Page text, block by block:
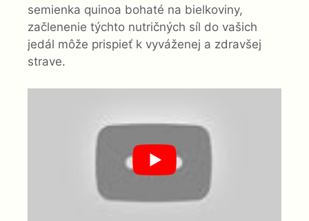
semienka quinoa bohaté na bielkoviny,
začlenenie týchto nutričných síl do vašich
jedál môže prispieť k vyváženej a zdravšej
strave.